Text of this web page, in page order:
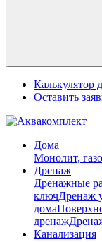
Калькулятор
Оставить
Дома
Монолит,
Дренаж
Дренажные
ключДренаж
дома
дренаж
Канализация